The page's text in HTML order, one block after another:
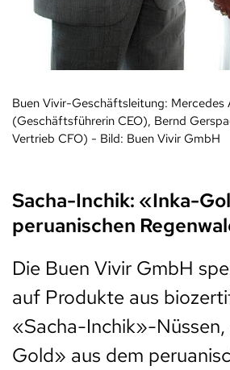
Buen Vivir-Geschäftsleitung: Mercedes
(Geschäftsführerin CEO), Bernd
Vertrieb CFO) - Bild: Buen Vivir GmbH
Sacha-Inchik: «Inka-
peruanischen
Die Buen Vivir GmbH
auf Produkte aus
«Sacha-Inchik»-
Gold» aus dem